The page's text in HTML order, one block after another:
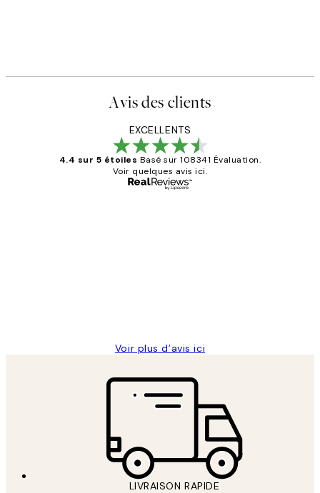
Avis des clients
EXCELLENTS
4.4 sur 5 étoiles Basé sur 108341 Évaluation.
Voir quelques avis ici.
Voir plus d’avis ici
LIVRAISON RAPIDE